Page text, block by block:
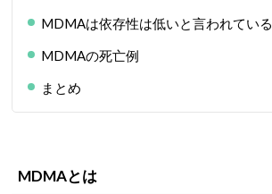
MDMAは依存性は低いと言われている
MDMAの死亡例
まとめ
MDMAとは